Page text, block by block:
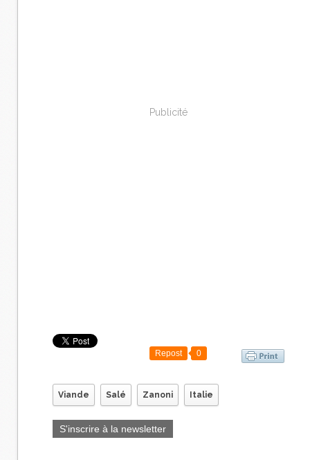
Publicité
Repost 0
Viande Salé Zanoni Italie
S'inscrire à la newsletter